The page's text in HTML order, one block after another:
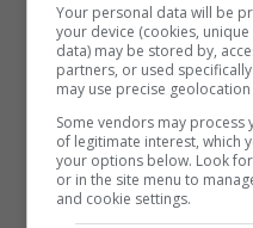
Your personal data will be
your device (cookies,
data) may be stored by,
partners, or used
may use precise
Some vendors may
of legitimate interest, which
your options below. Look
or in the site menu to
and cookie settings.